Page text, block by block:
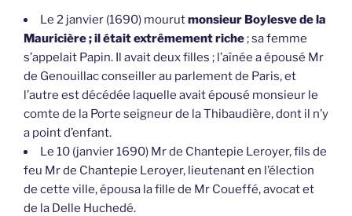
Le 2 janvier (1690) mourutmonsieur Boylesve de la
Mauricière ; il était extrêmement riche; sa femme
s’appelait Papin. Il avait deux filles ; l’aînée a épousé Mr
de Genouillac conseiller au parlement de Paris, et
l’autre est décédée laquelle avait épousé monsieur le
comte de la Porte seigneur de la Thibaudière, dont il n’y
a point d’enfant.
Le 10 (janvier 1690) Mr de Chantepie Leroyer, fils de
feu Mr de Chantepie Leroyer, lieutenant en l’élection
de cette ville, épousa la fille de Mr Coueffé, avocat et
de la Delle Huchedé.